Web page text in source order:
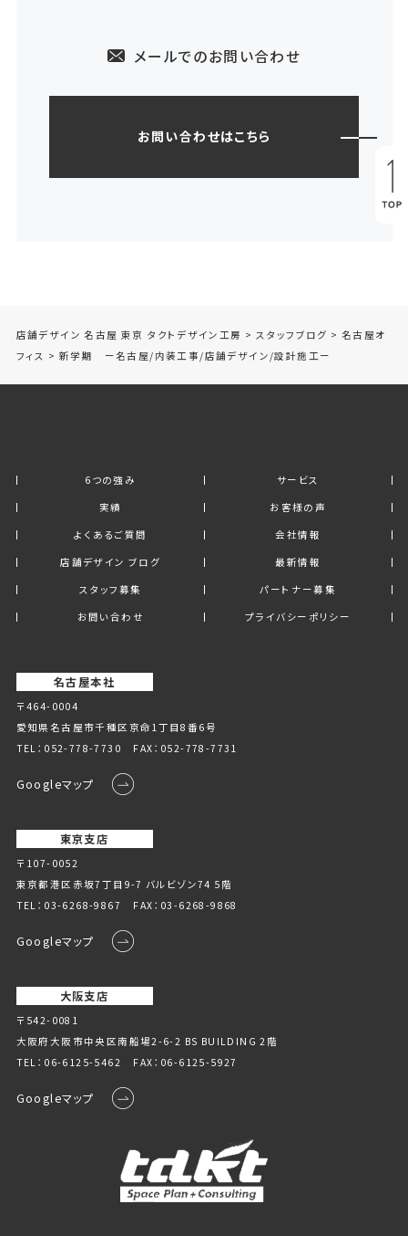
メールでのお問い合わせ
お問い合わせはこちら
店舗デザイン 名古屋 東京 タクトデザイン工房 > スタッフブログ > 名古屋オ
フィス > 新学期 ー名古屋/内装工事/店舗デザイン/設計施工ー
6つの強み
サービス
実績
お客様の声
よくあるご質問
会社情報
店舗デザイン ブログ
最新情報
スタッフ募集
パートナー募集
お問い合わせ
プライバシーポリシー
名古屋本社
〒464-0004
愛知県名古屋市千種区京命1丁⽬8番6号
TEL： 052-778-7730 FAX：052-778-7731
Googleマップ
東京支店
〒107-0052
東京都港区赤坂7丁目9-7 バルビゾン74 5階
TEL： 03-6268-9867 FAX：03-6268-9868
Googleマップ
大阪支店
〒542-0081
大阪府大阪市中央区南船場2-6-2 BS BUILDING 2階
TEL： 06-6125-5462 FAX：06-6125-5927
Googleマップ